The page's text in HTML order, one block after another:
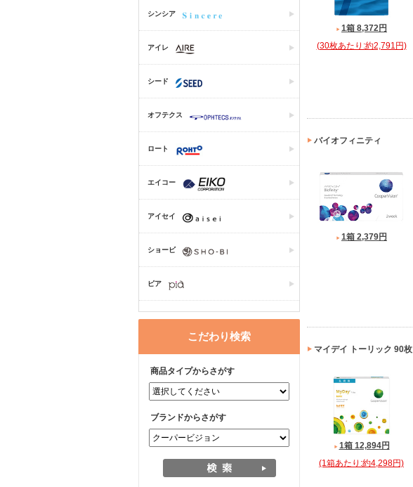
シンシア
アイレ
シード
オフテクス
ロート
エイコー
アイセイ
ショービ
ピア
こだわり検索
商品タイプからさがす
ブランドからさがす
1箱 8,372円
(30枚あたり:約2,791円)
バイオフィニティ
1箱 2,379円
マイデイ トーリック 90枚
1箱 12,894円
(1箱あたり:約4,298円)